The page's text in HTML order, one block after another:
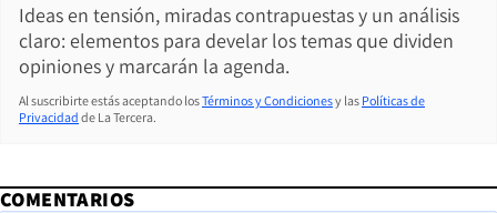
Ideas en tensión, miradas contrapuestas y un análisis
claro: elementos para develar los temas que dividen
opiniones y marcarán la agenda.
Al suscribirte estás aceptando losTérminos y Condicionesy las Políticas de
Privacidad de La Tercera.
COMENTARIOS